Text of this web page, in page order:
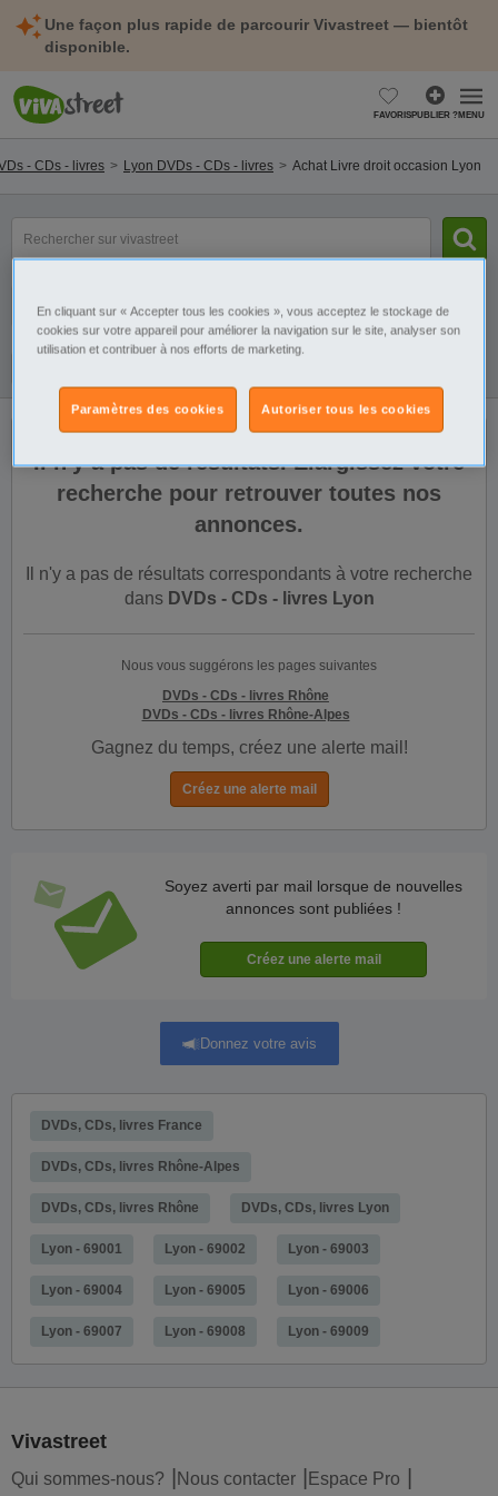
Une façon plus rapide de parcourir Vivastreet — bientôt
disponible.
FAVORISPUBLIER ?MENU
- CDs - livres Lyon DVDs - CDs - livres Achat Livre droit occasion Lyon
clé(s)
Il n'y a pas de résultats. Élargissez votre
recherche pour retrouver toutes nos
annonces.
Il n'y a pas de résultats correspondants à votre recherche
dans DVDs - CDs - livres Lyon
Nous vous suggérons les pages suivantes
DVDs - CDs - livres Rhône
DVDs - CDs - livres Rhône-Alpes
Gagnez du temps, créez une alerte mail!
Soyez averti par mail lorsque de nouvelles
annonces sont publiées !
Donnez votre avis
DVDs, CDs, livres France
DVDs, CDs, livres Rhône-Alpes
DVDs, CDs, livres Rhône DVDs, CDs, livres Lyon
Lyon - 69001 Lyon - 69002 Lyon - 69003
Lyon - 69004 Lyon - 69005 Lyon - 69006
Lyon - 69007 Lyon - 69008 Lyon - 69009
Vivastreet
Qui sommes-nous? Nous contacter Espace Pro
En cliquant sur « Accepter tous les cookies », vous acceptez le stockage de
cookies sur votre appareil pour améliorer la navigation sur le site, analyser son
utilisation et contribuer à nos efforts de marketing.
Autoriser tous les cookies
Paramètres des cookies